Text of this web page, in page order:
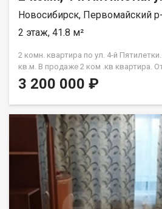
Новосибирск, Первомайский
2 этаж, 41.8 м²
2 комн. квартира по ул. 4-й
кв.м. В продаже 2 ком .кв квартира.
микрорайон максимально развит, в
детские сады, школы, поликлиники,
направлений движения и транспорта,
быстро добраться до любой точки
на вашу недвижимость. Возможна
звонке, пожалуйста, сообщите номер
JV002054158256.
3 200 000 ₽